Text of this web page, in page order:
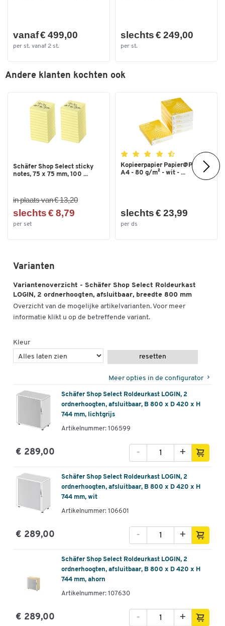
vanaf € 499,00
per st. vanaf 2 st.
slechts € 249,00
per st.
Andere klanten kochten ook
Schäfer Shop Select sticky
notes, 75 x 75 mm, 100 ...
in plaats van € 13,20
slechts € 8,79
per set
Kopieerpapier Papier@Print -
A4 - 80 g/m² - wit - ...
slechts € 23,99
per ds
Varianten
Variantenoverzicht - Schäfer Shop Select Roldeurkast
LOGIN, 2 ordnerhoogten, afsluitbaar, breedte 800 mm
Overzicht van de mogelijke artikelvarianten. Voor meer
informatie klikt u op de betreffende variant.
Kleur
resetten
Meer opties in de configurator
Schäfer Shop Select Roldeurkast LOGIN, 2
ordnerhoogten, afsluitbaar, B 800 x D 420 x H
744 mm, lichtgrijs
Artikelnummer: 106599
€ 289,00 +
-
Schäfer Shop Select Roldeurkast LOGIN, 2
ordnerhoogten, afsluitbaar, B 800 x D 420 x H
744 mm, wit
Artikelnummer: 106601
€ 289,00 +
-
Schäfer Shop Select Roldeurkast LOGIN, 2
ordnerhoogten, afsluitbaar, B 800 x D 420 x H
744 mm, ahorn
Artikelnummer: 107630
€ 289,00 +
-